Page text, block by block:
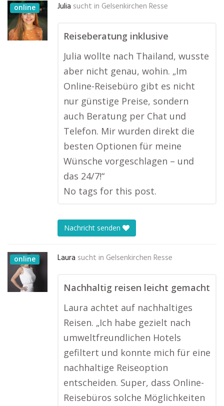
online Julia sucht in Gelsenkirchen Resse
Reiseberatung inklusive
Julia wollte nach Thailand, wusste
aber nicht genau, wohin. „Im
Online-Reisebüro gibt es nicht
nur günstige Preise, sondern
auch Beratung per Chat und
Telefon. Mir wurden direkt die
besten Optionen für meine
Wünsche vorgeschlagen – und
das 24/7!“
No tags for this post.
Nachricht senden
online Laura sucht in Gelsenkirchen Resse
Nachhaltig reisen leicht gemacht
Laura achtet auf nachhaltiges
Reisen. „Ich habe gezielt nach
umweltfreundlichen Hotels
gefiltert und konnte mich für eine
nachhaltige Reiseoption
entscheiden. Super, dass Online-
Reisebüros solche Möglichkeiten